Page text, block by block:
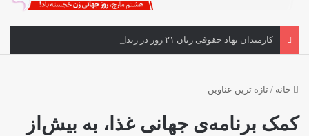
خانه / تازه ترین عناوین
کمک برنامه‌ی جهانی غذا، به بیش‌از